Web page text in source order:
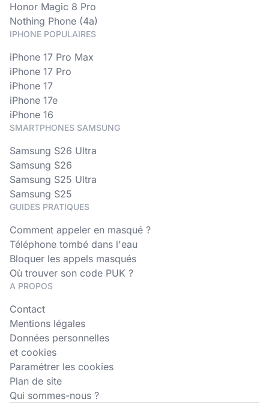
Honor Magic 8 Pro
Nothing Phone (4a)
IPHONE POPULAIRES
iPhone 17 Pro Max
iPhone 17 Pro
iPhone 17
iPhone 17e
iPhone 16
SMARTPHONES SAMSUNG
Samsung S26 Ultra
Samsung S26
Samsung S25 Ultra
Samsung S25
GUIDES PRATIQUES
Comment appeler en masqué ?
Téléphone tombé dans l'eau
Bloquer les appels masqués
Où trouver son code PUK ?
A PROPOS
Contact
Mentions légales
Données personnelles
et cookies
Paramétrer les cookies
Plan de site
Qui sommes-nous ?